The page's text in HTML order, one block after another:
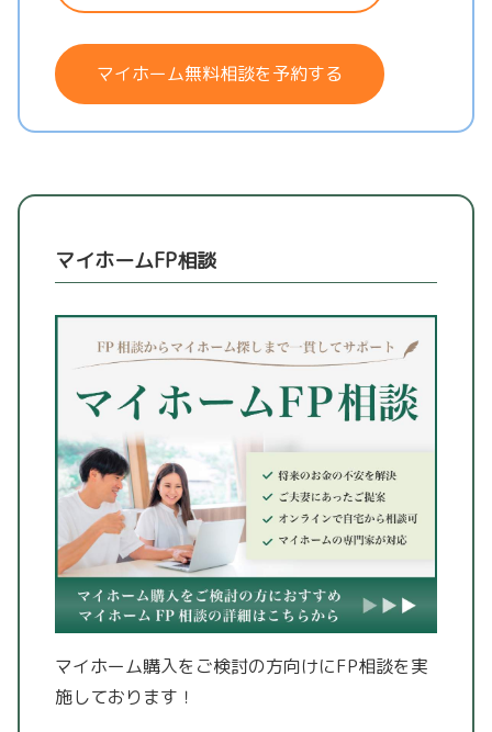
マイホーム無料相談を予約する
マイホームFP相談
マイホーム購入をご検討の方向けにFP相談を実
施しております！